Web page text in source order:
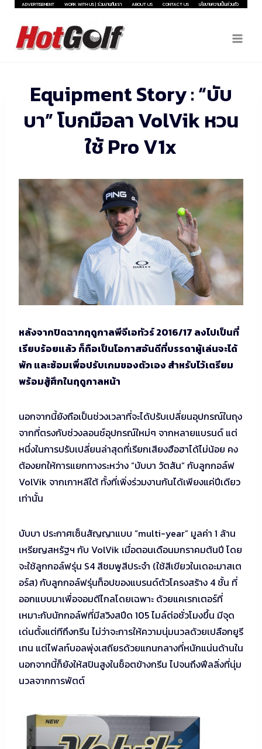
Skip
content
ADVERTISEMENT WORK WITH US | ร่วมงานกับเรา ABOUT US CONTACT US นโยบายความเป็นส่วนตัว
Equipment Story : “บับ
บา” โบกมือลา VolVik หวน
ใช้ Pro V1x
หลังจากปิดฉากฤดูกาลพีจีเอทัวร์ 2016/17 ลงไปเป็นที่
เรียบร้อยแล้ว ก็ถือเป็นโอกาสอันดีที่บรรดาผู้เล่นจะได้
พัก และซ้อมเพื่อปรับเกมของตัวเอง สำหรับไว้เตรียม
พร้อมสู้ศึกในฤดูกาลหน้า
นอกจากนี้ยังถือเป็นช่วงเวลาที่จะได้ปรับเปลี่ยนอุปกรณ์ในถุง
จากที่ตรงกับช่วงลอนช์อุปกรณ์ใหม่ๆ จากหลายแบรนด์ แต่
หนึ่งในการปรับเปลี่ยนล่าสุดที่เรียกเสียงฮือฮาได้ไม่น้อย คง
ต้องยกให้การแยกทางระหว่าง “บับบา วัตสัน” กับลูกกอล์ฟ
VolVik จากเกาหลีใต้ ทั้งที่เพิ่งร่วมงานกันได้เพียงแค่ปีเดียว
เท่านั้น
บับบา ประกาศเซ็นสัญญาแบบ “multi-year” มูลค่า 1 ล้าน
เหรียญสหรัฐฯ กับ VolVik เมื่อตอนเดือนมกราคมต้นปี โดย
จะใช้ลูกกอล์ฟรุ่น S4 สีชมพูสีประจำ (ใช้สีเขียวในเดอะมาสเต
อร์ส) กับลูกกอล์ฟรุ่นท็อปของแบรนด์ตัวโครงสร้าง 4 ชั้น ที่
ออกแบบมาเพื่อจอมตีไกลโดยเฉพาะ ด้วยแคเรกเตอร์ที่
เหมาะกับนักกอล์ฟที่มีสวิงสปีด 105 ไมล์ต่อชั่วโมงขึ้น มีจุด
เด่นตั้งแต่ทีถึงกรีน ไม่ว่าจะการให้ความนุ่มนวลด้วยเปลือกยูรี
เทน แต่ไฟลท์บอลพุ่งเสถียรด้วยแกนกลางที่หนักแน่นด้านใน
นอกจากนี้ก็ยังให้สปินสูงในช็อตข้างกรีน ไปจนถึงฟีลลิ่งที่นุ่ม
นวลจากการพัตต์